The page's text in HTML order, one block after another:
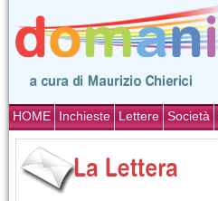
HOME Inchieste Lettere Società